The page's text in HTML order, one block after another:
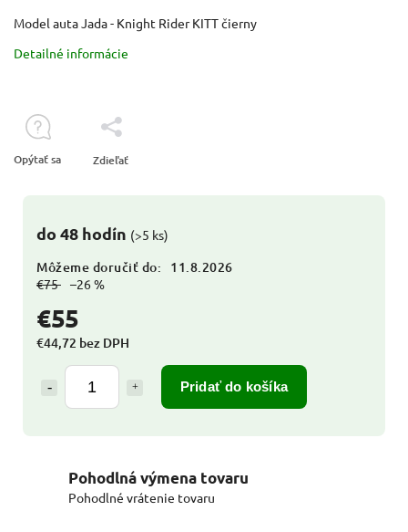
€75 –26 %
€55
€44,72 bez DPH
Pridať do košíka
do 48 hodín (>5 ks)
Môžeme doručiť do: 11.8.2026
Model auta Jada - Knight Rider KITT čierny
Detailné informácie
Opýtať sa Zdieľať
Pohodlná výmena tovaru
Pohodlné vrátenie tovaru